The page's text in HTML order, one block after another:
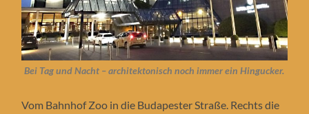
Bei Tag und Nacht – architektonisch noch immer ein Hingucker.
Vom Bahnhof Zoo in die Budapester Straße. Rechts die